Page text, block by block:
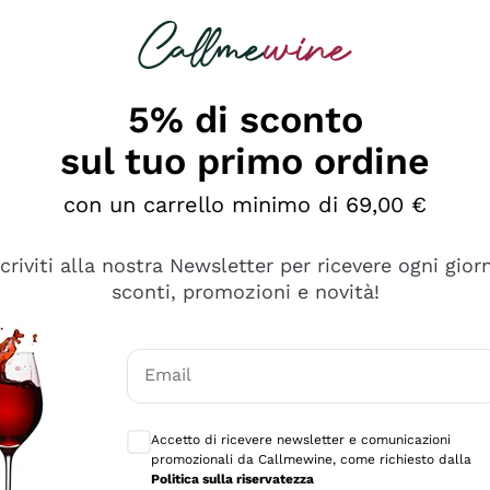
diversi e con un ampio range di prezzo. Le
5% di sconto
sul tuo primo ordine
con un carrello minimo di 69,00 €
alla nostra Newsletter per ricevere ogni
sconti, promozioni e novità!
Email
Accetto di ricevere newsletter e comunicazioni
promozionali da Callmewine, come richiesto dalla
Politica sulla riservatezza